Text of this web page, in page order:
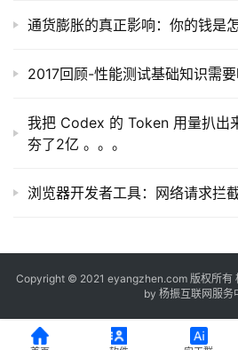
通货膨胀的真正影响：你的钱是
2017回顾-性能测试基础知识需要
我把 Codex 的 Token 用量扒出
夯了2亿 。。。
浏览器开发者工具：网络请求拦
Copyright © 2021 eyangzhen.com 版权所有
by 杨振互联网服务